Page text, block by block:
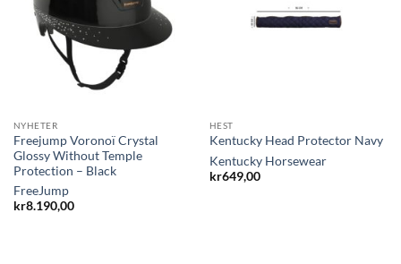
NYHETER
Freejump Voronoï Crystal
Glossy Without Temple
Protection – Black
FreeJump
kr8.190,00
HEST
Kentucky Head Protector Navy
Kentucky Horsewear
kr649,00